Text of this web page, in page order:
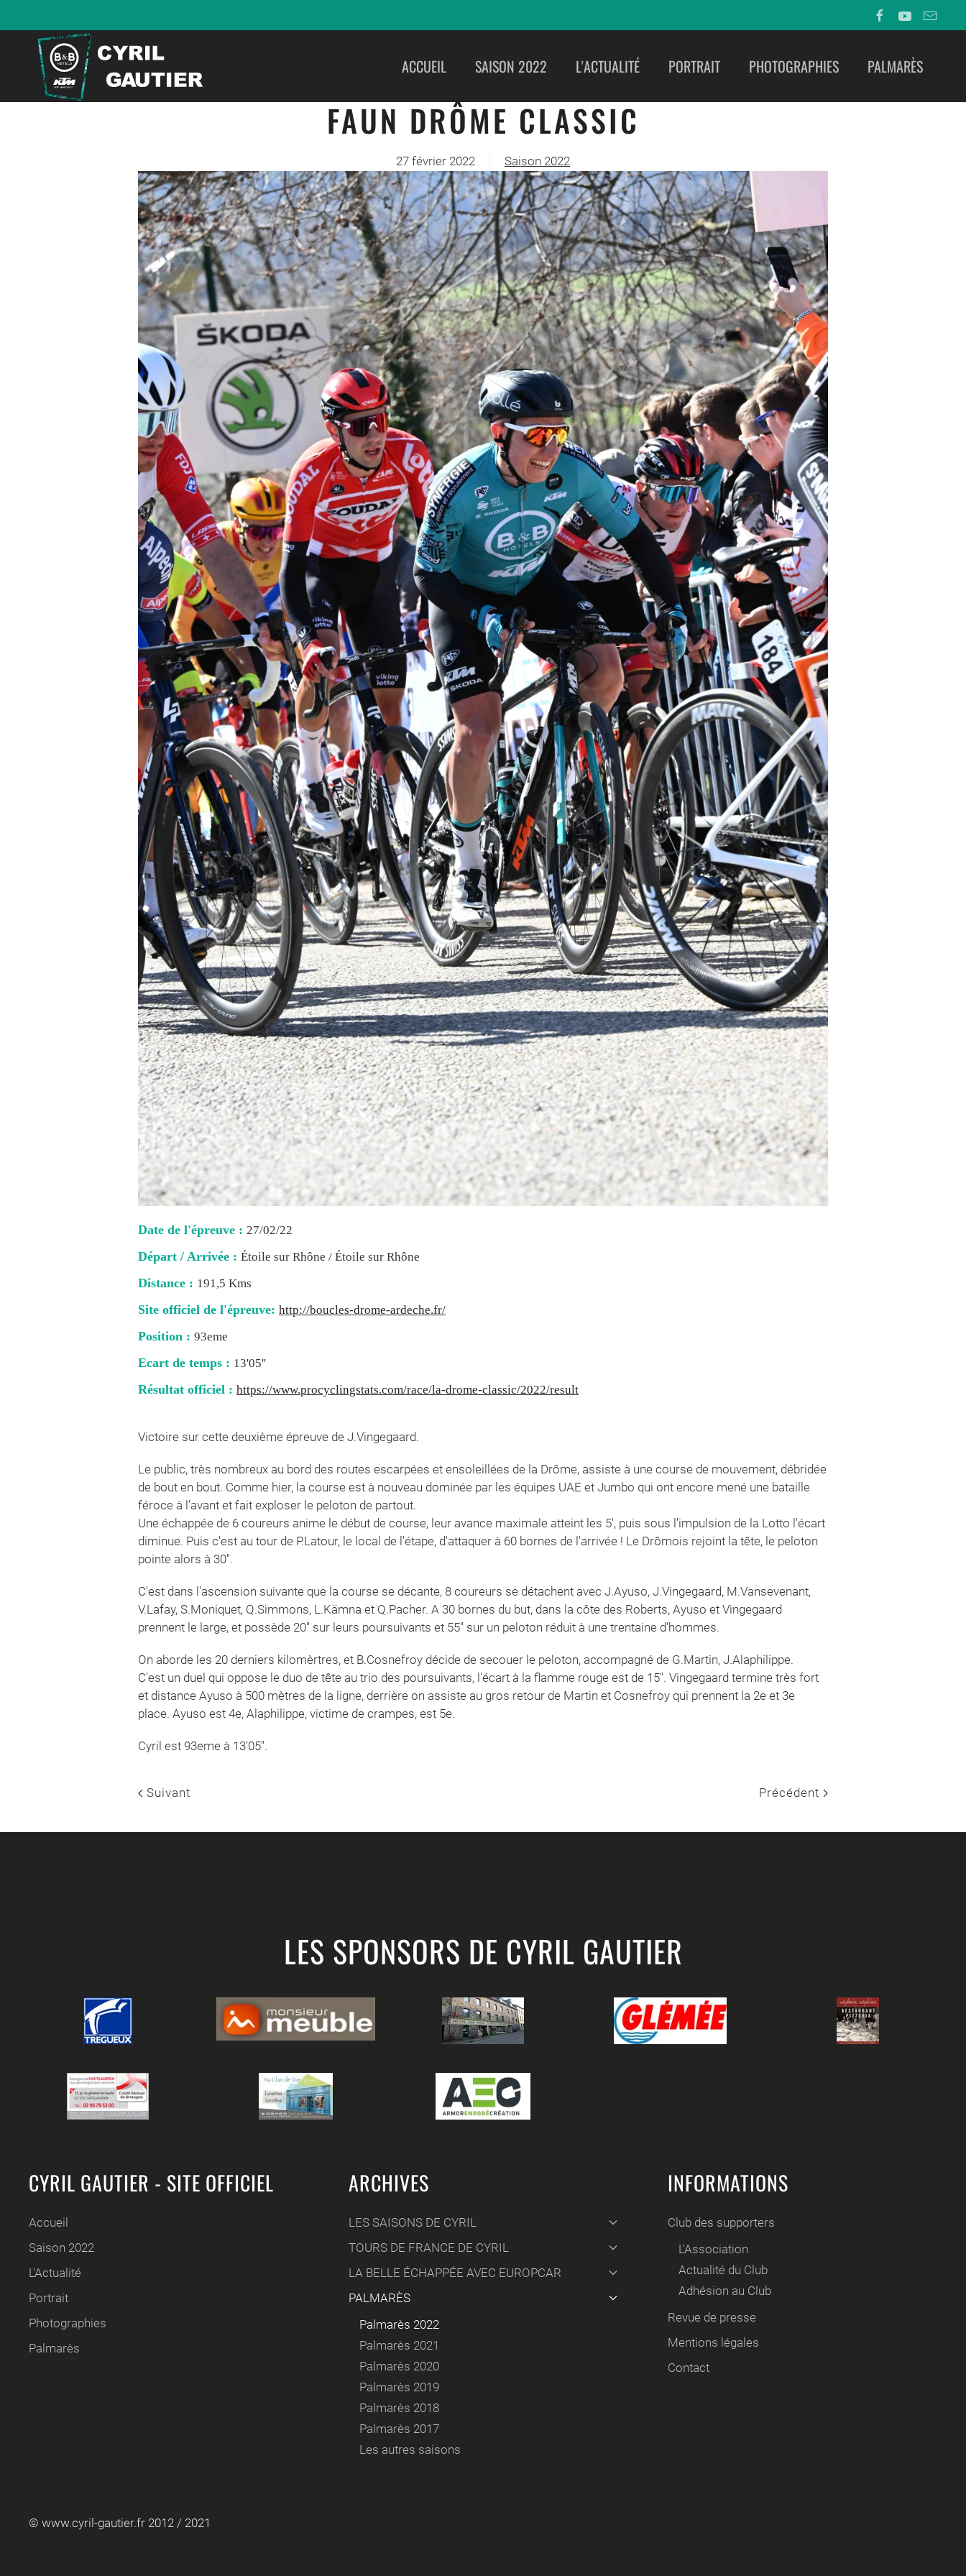
ACCUEIL SAISON 2022 L'ACTUALITÉ PORTRAIT PHOTOGRAPHIES PALMARÈS
FAUN DRÔME CLASSIC
27 février 2022 Saison 2022
Date de l'épreuve : 27/02/22
Départ / Arrivée : Étoile sur Rhône / Étoile sur Rhône
Distance : 191,5 Kms
Site officiel de l'épreuve: http://boucles-drome-ardeche.fr/
Position : 93eme
Ecart de temps : 13'05''
Résultat officiel : https://www.procyclingstats.com/race/la-drome-classic/2022/result
Victoire sur cette deuxième épreuve de J.Vingegaard.
Le public, très nombreux au bord des routes escarpées et ensoleillées de la Drôme, assiste à une course de mouvement, débridée
de bout en bout. Comme hier, la course est à nouveau dominée par les équipes UAE et Jumbo qui ont encore mené une bataille
féroce à l’avant et fait exploser le peloton de partout.
Une échappée de 6 coureurs anime le début de course, leur avance maximale atteint les 5', puis sous l'impulsion de la Lotto l'écart
diminue. Puis c'est au tour de P.Latour, le local de l'étape, d'attaquer à 60 bornes de l'arrivée ! Le Drômois rejoint la tête, le peloton
pointe alors à 30''.
C'est dans l'ascension suivante que la course se décante, 8 coureurs se détachent avec J.Ayuso, J.Vingegaard, M.Vansevenant,
V.Lafay, S.Moniquet, Q.Simmons, L.Kämna et Q.Pacher. A 30 bornes du but, dans la côte des Roberts, Ayuso et Vingegaard
prennent le large, et possède 20" sur leurs poursuivants et 55'' sur un peloton réduit à une trentaine d'hommes.
On aborde les 20 derniers kilomèrtres, et B.Cosnefroy décide de secouer le peloton, accompagné de G.Martin, J.Alaphilippe.
C'est un duel qui oppose le duo de tête au trio des poursuivants, l'écart à la flamme rouge est de 15". Vingegaard termine très fort
et distance Ayuso à 500 mètres de la ligne, derrière on assiste au gros retour de Martin et Cosnefroy qui prennent la 2e et 3e
place. Ayuso est 4e, Alaphilippe, victime de crampes, est 5e.
Cyril est 93eme à 13'05''.
Suivant Précédent
LES SPONSORS DE CYRIL GAUTIER
CYRIL GAUTIER - SITE OFFICIEL
Accueil
Saison 2022
L'Actualité
Portrait
Photographies
Palmarès
ARCHIVES
LES SAISONS DE CYRIL
TOURS DE FRANCE DE CYRIL
LA BELLE ÉCHAPPÉE AVEC EUROPCAR
PALMARÈS
Palmarès 2022
Palmarès 2021
Palmarès 2020
Palmarès 2019
Palmarès 2018
Palmarès 2017
Les autres saisons
INFORMATIONS
Club des supporters
L'Association
Actualité du Club
Adhésion au Club
Revue de presse
Mentions légales
Contact
© www.cyril-gautier.fr 2012 / 2021